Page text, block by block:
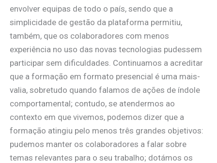
envolver equipas de todo o país, sendo que a
simplicidade de gestão da plataforma permitiu,
também, que os colaboradores com menos
experiência no uso das novas tecnologias pudessem
participar sem dificuldades. Continuamos a acreditar
que a formação em formato presencial é uma mais-
valia, sobretudo quando falamos de ações de índole
comportamental; contudo, se atendermos ao
contexto em que vivemos, podemos dizer que a
formação atingiu pelo menos três grandes objetivos:
pudemos manter os colaboradores a falar sobre
temas relevantes para o seu trabalho; dotámos os